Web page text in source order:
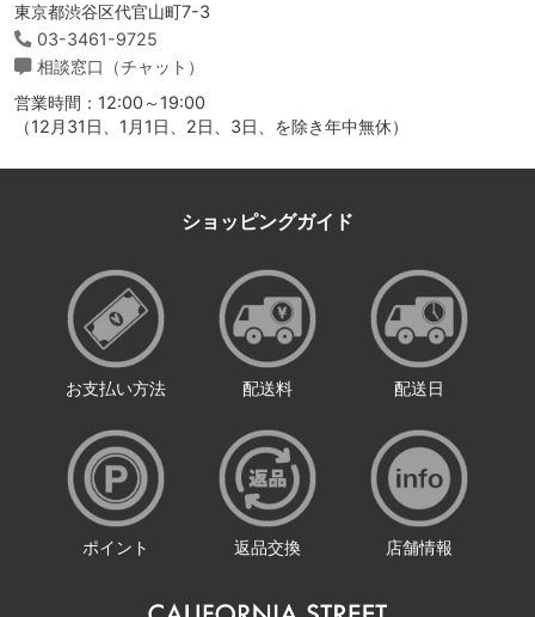
東京都渋谷区代官山町7-3
03-3461-9725
相談窓口（チャット）
営業時間：12:00～19:00
（12月31日、1月1日、2日、3日、を除き年中無休）
ショッピングガイド
お支払い方法 配送料 配送日
ポイント 返品交換 店舗情報